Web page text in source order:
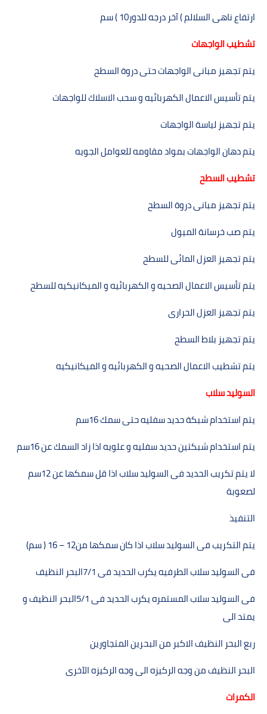
ارتفاع ناھى السلالم ) آخر درجه للدور( 10سم
تشطيب الواجھات
يتم تجھيز مبانى الواجھات حتى دروة السطح
يتم تأسيس الاعمال الكھربائيه و سحب الاسلاك للواجھات
يتم تجھيز لياسة الواجھات
يتم دھان الواجھات بمواد مقاومه للعوامل الجويه
تشطيب السطح
يتم تجھيز مبانى دروة السطح
يتم صب خرسانة الميول
يتم تجھيز العزل المائى للسطح
يتم تأسيس الاعمال الصحيه و الكھربائيه و الميكانيكيه للسطح
يتم تجھيز العزل الحرارى
يتم تجھيز بلاط السطح
يتم تشطيب الاعمال الصحيه و الكھربائيه و الميكانيكيه
السوليد سلاب
يتم استخدام شبكة حديد سفليه حتى سمك16سم
يتم استخدام شبكتين حديد سفليه و علويه اذا زاد السمك عن16سم
لا يتم تكريب الحديد فى السوليد سلاب اذا قل سمكھا عن12سم
لصعوبة
التنفيذ
يتم التكريب فى السوليد سلاب اذا كان سمكھا من) 16 – 12سم(
فى السوليد سلاب الطرفيه يكرب الحديد فى7/1البحر النظيف
فى السوليد سلاب المستمره يكرب الحديد فى5/1البحر النظيف و
يمتد الى
ربع البحر النظيف الاكبر من البحرين المتجاورين
البحر النظيف من وجه الركيزه الى وجه الركيزه الآخرى
الكمرات